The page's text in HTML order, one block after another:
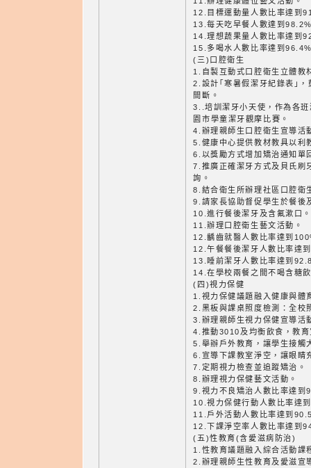
12.目標運動量人數比率達到
13.每天吃早餐人數達到
14.理想蔬果量人數比率達到
15.多喝水人數比率達到
(三)口腔衛生
1.自製互動式口腔衛生立體教
2.設計｢寒暑假潔牙紀錄表｣
間斷。
3..培訓潔牙小天使，作為各
園市學童潔牙觀摩比賽。
4.辦理親師生口腔衛生宣導活
5.健康中心提供教材教具以利
6.以獎勵方式增加矯治通知單
7.推廣正確潔牙方式及貝氏刷
詢。
8.結合衛生所辦理社區口腔衛
9.請家長協助督促學生於餐後
10.進行餐後潔牙及含氟漱口。
11.辦理口腔衛生藝文活動。
12.齲齒就醫人數比率達到
12.午餐餐後潔牙人數比率達
13.睡前潔牙人數比率達到
14.在學校兩餐之間不喝含糖
(四)視力保健
1.視力保健議題融入健康與體
2.黑板與課桌照度檢測：全校
3.辦理親師生視力保健宣導活
4.推動3010及均衡飲食，教
5.舉辦戶外教育，讓學生接觸
6.宣導下課教室淨空，讓眼睛
7.定期視力檢查並追蹤矯治。
8.辦理視力保健藝文活動。
9.視力不良矯治人數比率達到
10.視力保健行動人數比率達
11.戶外活動人數比率達到
12.下課淨空率人數比率達到
(五)性教育(含愛滋病防治)
1.性教育議題融入綜合活動課
2.辦理親師生性教育及愛滋宣